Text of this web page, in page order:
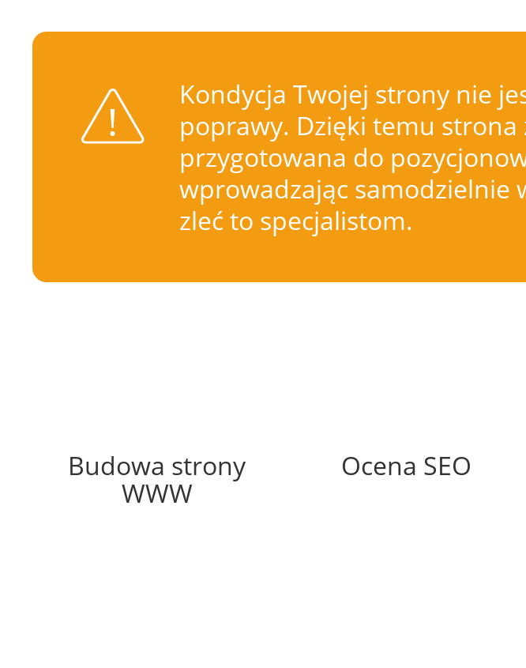
Kondycja Twojej strony nie
poprawy. Dzięki temu
przygotowana do
wprowadzając samodzielnie
zleć to specjalistom.
Budowa strony
WWW
Ocena SEO